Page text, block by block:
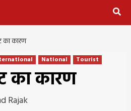
का कारण
National Tourist
का कारण
Rajak